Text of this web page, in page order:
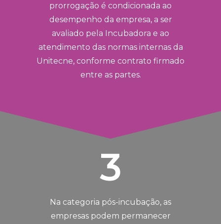
prorrogação é condicionada ao
desempenho da empresa, a ser
avaliado pela Incubadora e ao
atendimento das normas internas da
Unitecne, conforme contrato firmado
entre as partes.
3
Na categoria pós-incubação, as
empresas podem permanecer